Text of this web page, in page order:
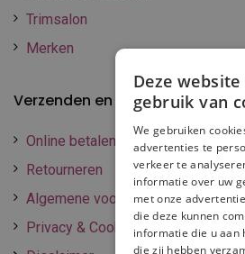
Trimsalon
Merken
Verzenden en betalen
Online betalen
Retourneren
Algemene voorwaarden
Privacy & Cookie policy
Deze
gebruik van
We gebruiken
advertenties te
verkeer te
informatie over uw
met onze
die deze kunnen
informatie die u aan
die zij hebben